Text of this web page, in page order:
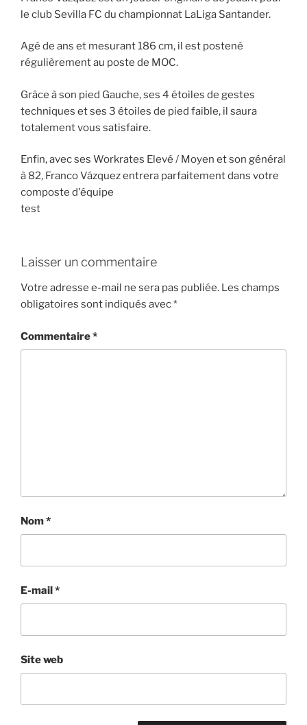
le club Sevilla FC du championnat LaLiga Santander.
Agé de ans et mesurant 186 cm, il est postené
régulièrement au poste de MOC.
Grâce à son pied Gauche, ses 4 étoiles de gestes
techniques et ses 3 étoiles de pied faible, il saura
totalement vous satisfaire.
Enfin, avec ses Workrates Elevé / Moyen et son général
à 82, Franco Vázquez entrera parfaitement dans votre
composte d'équipe
test
Laisser un commentaire
Votre adresse e-mail ne sera pas publiée. Les champs
obligatoires sont indiqués avec*
Commentaire*
Nom*
E-mail*
Site web